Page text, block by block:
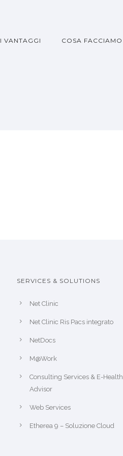
I VANTAGGI COSA FACCIAMO
SERVICES & SOLUTIONS
Net Clinic
Net Clinic Ris Pacs integrato
NetDocs
M@Work
Consulting Services & E-Health
Advisor
Web Services
Etherea 9 – Soluzione Cloud